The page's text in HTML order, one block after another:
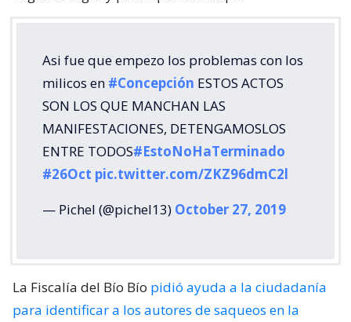
Asi fue que empezo los problemas con los
milicos en #Concepción ESTOS ACTOS
SON LOS QUE MANCHAN LAS
MANIFESTACIONES, DETENGAMOSLOS
ENTRE TODOS#EstoNoHaTerminado
#26Oct pic.twitter.com/ZKZ96dmC2l
— Pichel (@pichel13) October 27, 2019
La Fiscalía del Bío Bío pidió ayuda a la ciudadanía
para identificar a los autores de saqueos en la